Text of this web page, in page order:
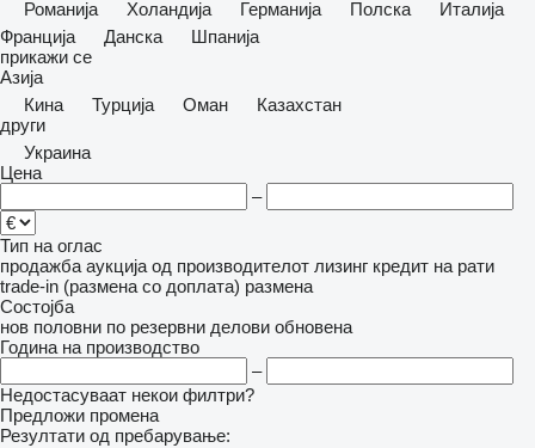
Романија Холандија Германија Полска
Италија
Франција
Данска
Шпанија
прикажи се
Азија
Кина
Турција Оман
Казахстан
други
Украина
Цена
–
Тип на оглас
продажба аукција од производителот лизинг кредит на рати
trade-in (размена со доплата) размена
Состојба
нов половни по резервни делови обновена
Година на производство
–
Недостасуваат некои филтри?
Предложи промена
Резултати од пребарување: